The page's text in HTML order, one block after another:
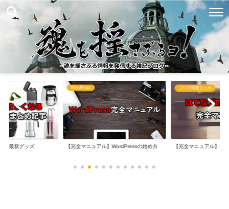
る最新グッズ
WordPress
【完全マニュアル】WordPressの始め方
ブログ関連まとめ
【完全マニュアル】は